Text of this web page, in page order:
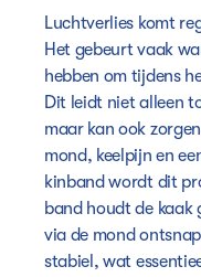
Luchtverlies komt
Het gebeurt vaak
hebben om tijdens
Dit leidt niet alleen
maar kan ook
mond, keelpijn en
kinband wordt dit
band houdt de
via de mond
stabiel, wat